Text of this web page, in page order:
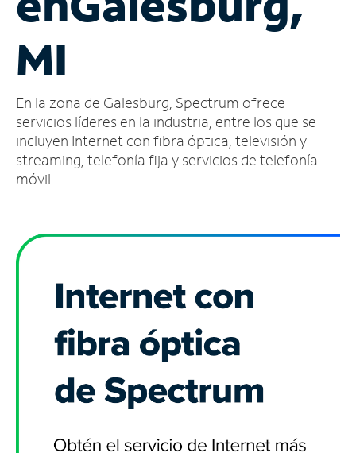
cuenta
Encuentra
tienda
MI
En la zona de Galesburg, Spectrum ofrece
servicios líderes en la industria, entre los que se
incluyen Internet con fibra óptica, televisión y
streaming, telefonía fija y servicios de telefonía
móvil.